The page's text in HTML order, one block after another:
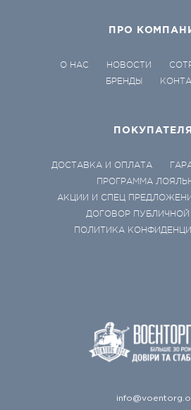
ПРО
О НАС НОВОСТИ
БРЕНДЫ
ДОСТАВКА И ОПЛАТА
ПРОГРАММА
АКЦИИ И СПЕЦ
ДОГОВОР ПУБЛИЧНОЙ
ПОЛИТИКА